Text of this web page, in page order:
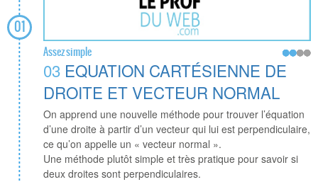
01
Assez simple
03 EQUATION CARTÉSIENNE DE
DROITE ET VECTEUR NORMAL
On apprend une nouvelle méthode pour trouver l’équation
d’une droite à partir d’un vecteur qui lui est perpendiculaire,
ce qu’on appelle un « vecteur normal ».
Une méthode plutôt simple et très pratique pour savoir si
deux droites sont perpendiculaires.